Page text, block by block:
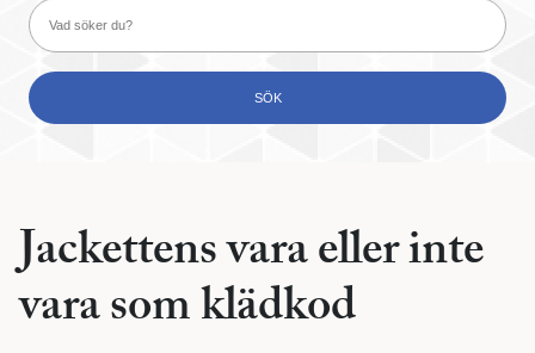
Jackettens vara eller inte
vara som klädkod